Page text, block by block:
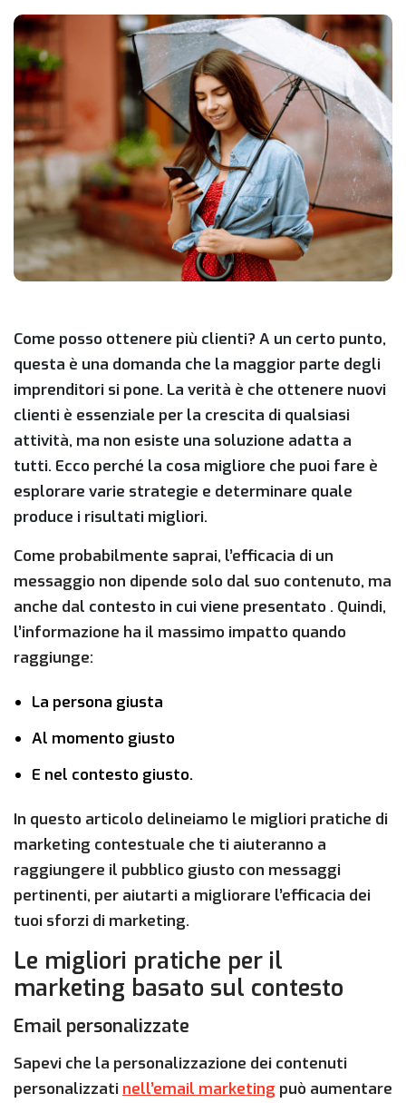
Come posso ottenere più clienti? A un certo punto,
questa è una domanda che la maggior parte degli
imprenditori si pone. La verità è che ottenere nuovi
clienti è essenziale per la crescita di qualsiasi
attività, ma non esiste una soluzione adatta a
tutti. Ecco perché la cosa migliore che puoi fare è
esplorare varie strategie e determinare quale
produce i risultati migliori.
Come probabilmente saprai, l’efficacia di un
messaggio non dipende solo dal suo contenuto, ma
anche dal contesto in cui viene presentato . Quindi,
l’informazione ha il massimo impatto quando
raggiunge:
La persona giusta
Al momento giusto
E nel contesto giusto.
In questo articolo delineiamo le migliori pratiche di
marketing contestuale che ti aiuteranno a
raggiungere il pubblico giusto con messaggi
pertinenti, per aiutarti a migliorare l’efficacia dei
tuoi sforzi di marketing.
Le migliori pratiche per il
marketing basato sul contesto
Email personalizzate
Sapevi che la personalizzazione dei contenuti
personalizzati nell’email marketing può aumentare